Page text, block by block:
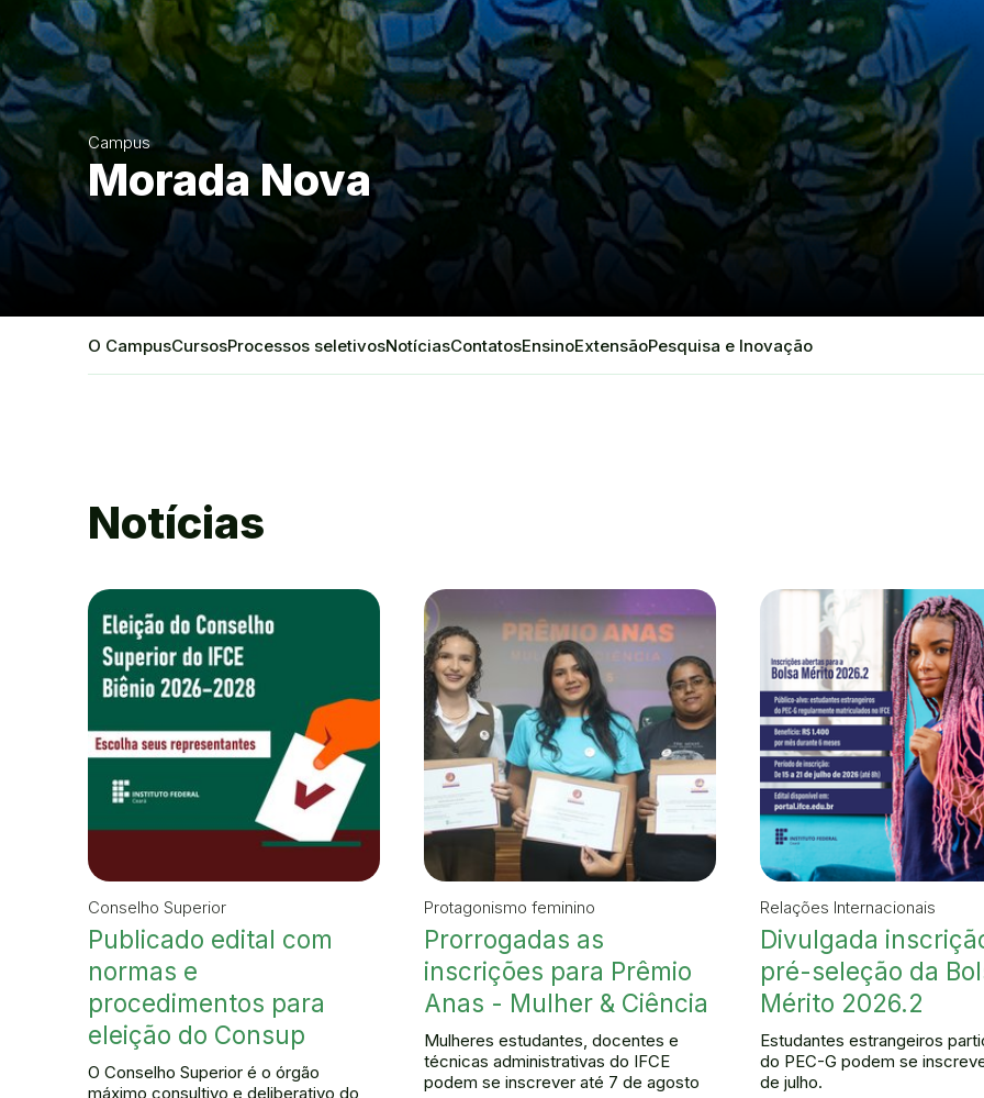
Campus
Morada Nova
NotíciasContatosEnsino
O Campus ExtensãoPesquisa e Inovação
CursosProcessos seletivos
Notícias
Conselho Superior
Publicado edital com
normas e
procedimentos para
eleição do Consup
O Conselho Superior é o órgão
máximo consultivo e deliberativo do
Protagonismo feminino
Prorrogadas as
inscrições para Prêmio
Anas - Mulher & Ciência
Mulheres estudantes, docentes e
técnicas administrativas do IFCE
podem se inscrever até 7 de agosto
Relações Internacionais
Divulgada
pré-seleção da
Mérito 2026.2
Estudantes estrangeiros
do PEC-G podem se
de julho.